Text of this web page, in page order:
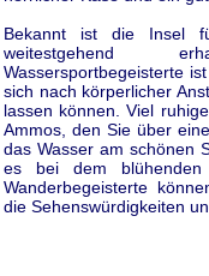
Bekannt ist die Insel
weitestgehend
Wassersportbegeisterte
sich nach körperlicher
lassen können. Viel
Ammos, den Sie über
das Wasser am schönen
es bei dem blühenden
Wanderbegeisterte
die Sehenswürdigkeiten